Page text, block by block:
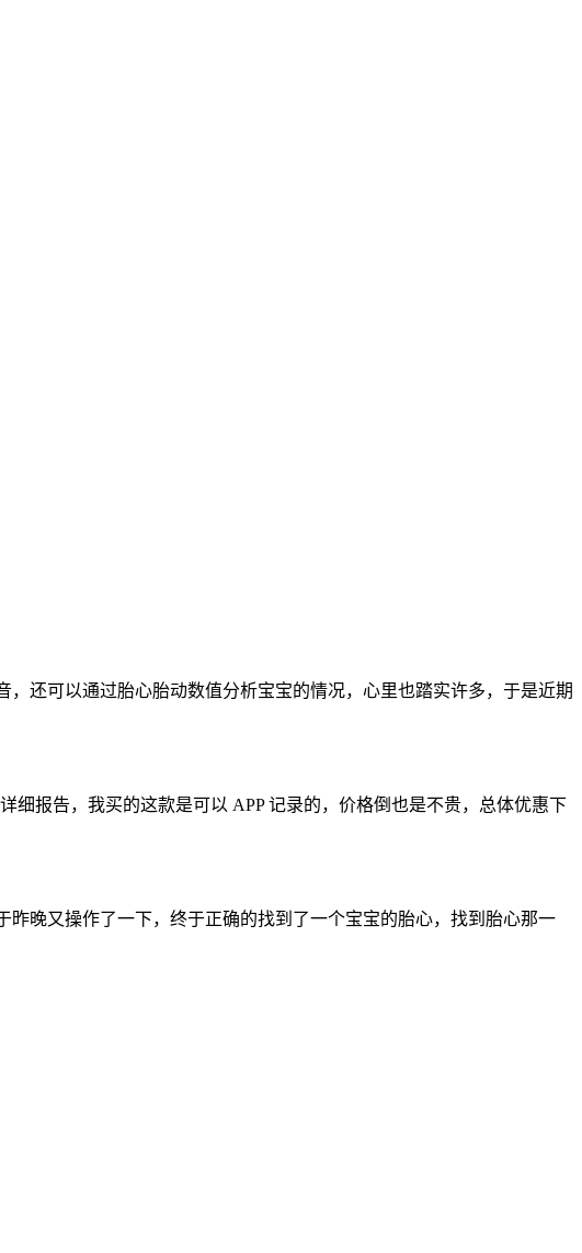
还可以通过胎心胎动数值分析宝宝的情况，心里也踏实许多，于是近期
细报告，我买的这款是可以 APP 记录的，价格倒也是不贵，总体优惠下
晚又操作了一下，终于正确的找到了一个宝宝的胎心，找到胎心那一